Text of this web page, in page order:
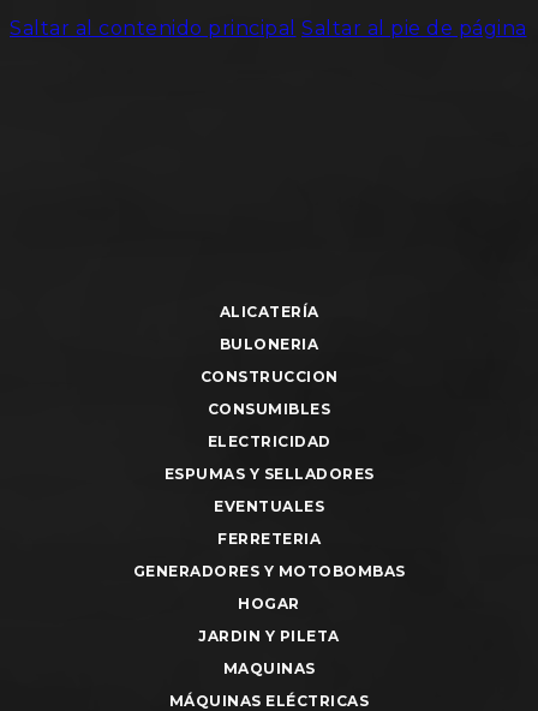
Saltar al contenido principal Saltar al pie de página
ALICATERÍA
BULONERIA
CONSTRUCCION
CONSUMIBLES
ELECTRICIDAD
ESPUMAS Y SELLADORES
EVENTUALES
FERRETERIA
GENERADORES Y MOTOBOMBAS
HOGAR
JARDIN Y PILETA
MAQUINAS
MÁQUINAS ELÉCTRICAS